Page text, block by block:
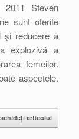
2011 Steven
sunt oferite
şi reducere a
explozivă a
femeilor.
aspectele.
articolul